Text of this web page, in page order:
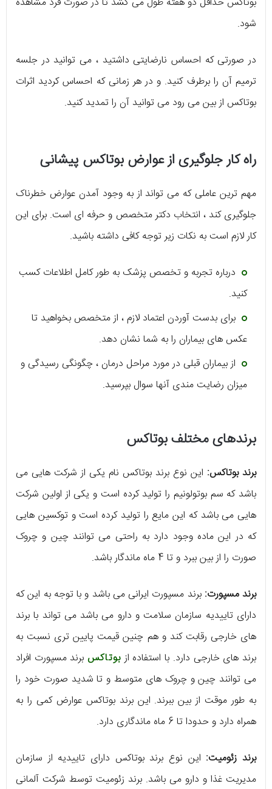
شود.
در صورتی که احساس نارضایتی داشتید ، می توانید در جلسه
ترمیم آن را برطرف کنید. و در هر زمانی که احساس کردید اثرات
بوتاکس از بین می رود می توانید آن را تمدید کنید.
راه کار جلوگیری از عوارض بوتاکس پیشانی
مهم ترین عاملی که می تواند از به وجود آمدن عوارض خطرناک
جلوگیری کند ، انتخاب دکتر متخصص و حرفه ای است. برای این
کار لازم است به نکات زیر توجه کافی داشته باشید.
درباره تجربه و تخصص پزشک به طور کامل اطلاعات کسب
کنید.
برای بدست آوردن اعتماد لازم ، از متخصص بخواهید تا
عکس های بیماران را به شما نشان دهد.
از بیماران قبلی در مورد مراحل درمان ، چگونگی رسیدگی و
میزان رضایت مندی آنها سوال بپرسید.
برندهای مختلف بوتاکس
برند بوتاکس: این نوع برند بوتاکس نام یکی از شرکت هایی می
باشد که سم بوتولونیم را تولید کرده است و یکی از اولین شرکت
هایی می باشد که این مایع را تولید کرده است و توکسین هایی
که در این ماده وجود دارد به راحتی می توانند چین و چروک
صورت را از بین ببرد و تا 4 ماه ماندگار باشد.
برند مسپورت: برند مسپورت ایرانی می باشد و با توجه به این که
دارای تاییدیه سازمان سلامت و دارو می باشد می تواند با برند
های خارجی رقابت کند و هم چنین قیمت پایین تری نسبت به
برند های خارجی دارد. با استفاده ازبوتاکس برند مسپورت افراد
می توانند چین و چروک های متوسط و تا شدید صورت خود را
به طور موقت از بین ببرند. این برند بوتاکس عوارض کمی را به
همراه دارد و حدودا تا 6 ماه ماندگاری دارد.
برند زئومیت: این نوع برند بوتاکس دارای تاییدیه از سازمان
مدیریت غذا و دارو می باشد. برند زئومیت توسط شرکت آلمانی